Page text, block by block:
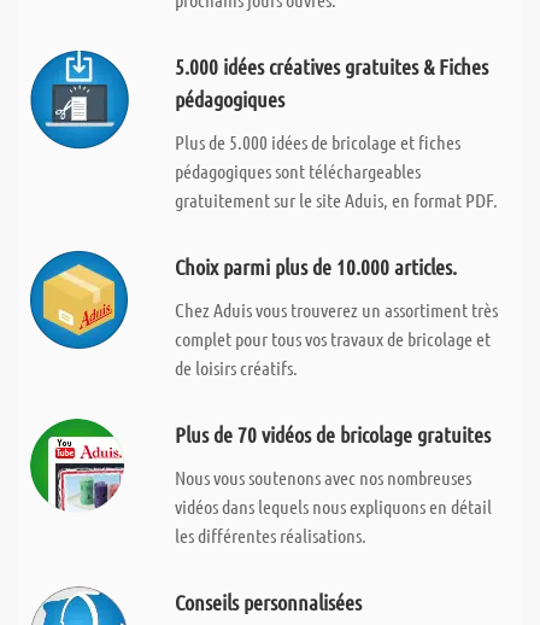
5.000 idées créatives gratuites & Fiches
pédagogiques
Plus de 5.000 idées de bricolage et fiches
pédagogiques sont téléchargeables
gratuitement sur le site Aduis, en format PDF.
Choix parmi plus de 10.000 articles.
Chez Aduis vous trouverez un assortiment très
complet pour tous vos travaux de bricolage et
de loisirs créatifs.
Plus de 70 vidéos de bricolage gratuites
Nous vous soutenons avec nos nombreuses
vidéos dans lequels nous expliquons en détail
les différentes réalisations.
Conseils personnalisées